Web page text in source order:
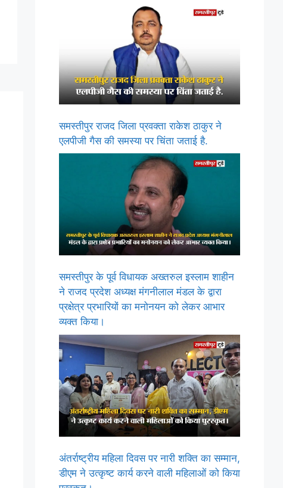
समस्तीपुर राजद जिला प्रवक्ता राकेश ठाकुर ने
एलपीजी गैस की समस्या पर चिंता जताई है.
समस्तीपुर के पूर्व विधायक अख्तरुल इस्लाम शाहीन
ने राजद प्रदेश अध्यक्ष मंगनीलाल मंडल के द्वारा
प्रक्षेत्र प्रभारियों का मनोनयन को लेकर आभार
व्यक्त किया।
अंतर्राष्ट्रीय महिला दिवस पर नारी शक्ति का सम्मान,
डीएम ने उत्कृष्ट कार्य करने वाली महिलाओं को किया